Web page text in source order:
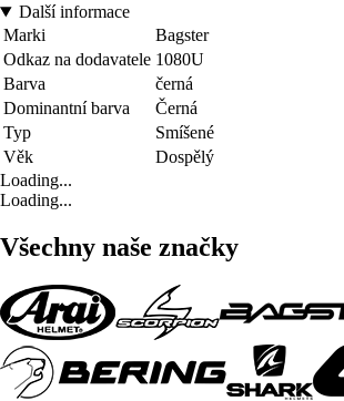
Další informace
Marki
Bagster
Odkaz na dodavatele 1080U
Barva
černá
Dominantní barva
Černá
Typ
Smíšené
Věk
Dospělý
Loading...
Loading...
Všechny naše značky